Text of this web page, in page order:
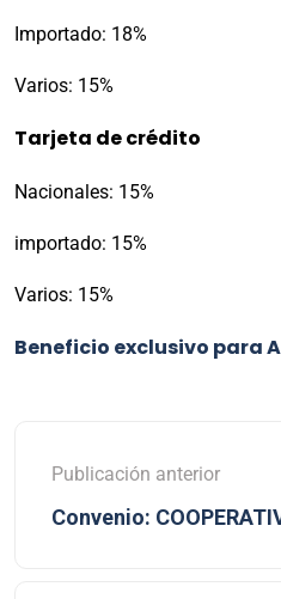
Importado: 18%
Varios: 15%
Tarjeta de crédito
Nacionales: 15%
importado: 15%
Varios: 15%
Beneficio exclusivo para
Publicación anterior
Convenio: